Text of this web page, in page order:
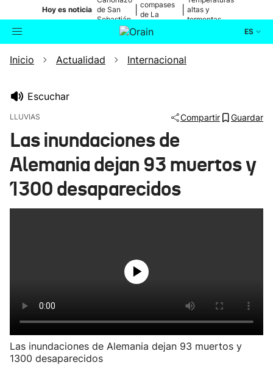
Hoy es noticia de San
Sebastián
compases
de La
altas y
tormentas
ES
Buscador Actualidad
Ikusmiran
Eguraldia
Inicio Actualidad Internacional
Escuchar
LLUVIAS Compartir Guardar
Las inundaciones de
Alemania dejan 93 muertos y
1300 desaparecidos
Las inundaciones de Alemania dejan 93 muertos y
1300 desaparecidos